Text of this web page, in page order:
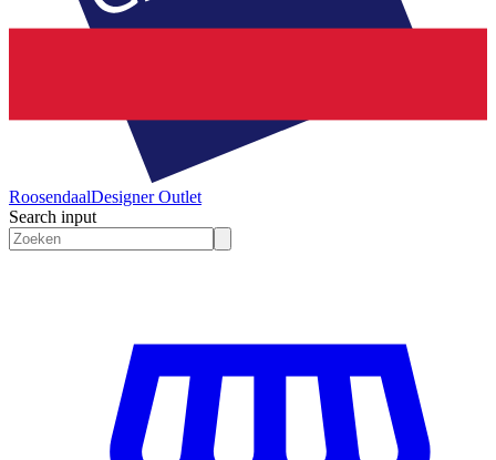
RoosendaalDesigner Outlet
Search input